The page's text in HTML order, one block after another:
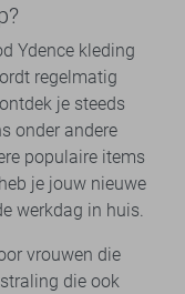
Ydence kleding
regelmatig
je steeds
onder andere
populaire items
je jouw nieuwe
werkdag in huis.
vrouwen die
die ook